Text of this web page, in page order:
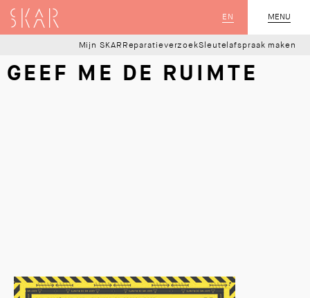
MENU
SLUIT
EN
SKAR
Mijn SKAR ReparatieverzoekSleutelafspraak maken
GEEF ME DE RUIMTE